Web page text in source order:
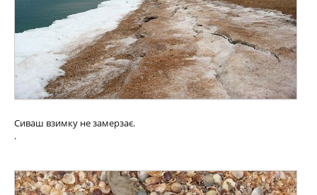
Сиваш взимку не замерзає.
.